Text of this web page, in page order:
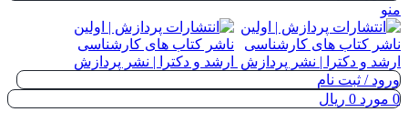
منو
ورود / ثبت نام
0 مورد 0 ریال